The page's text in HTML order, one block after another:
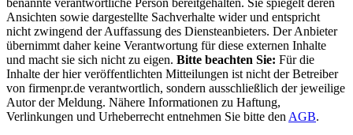
Ansichten sowie dargestellte Sachverhalte wider und entspricht
nicht zwingend der Auffassung des Diensteanbieters. Der Anbieter
übernimmt daher keine Verantwortung für diese externen Inhalte
und macht sie sich nicht zu eigen. Bitte beachten Sie: Für die
Inhalte der hier veröffentlichten Mitteilungen ist nicht der Betreiber
von firmenpr.de verantwortlich, sondern ausschließlich der jeweilige
Autor der Meldung. Nähere Informationen zu Haftung,
Verlinkungen und Urheberrecht entnehmen Sie bitte den AGB.